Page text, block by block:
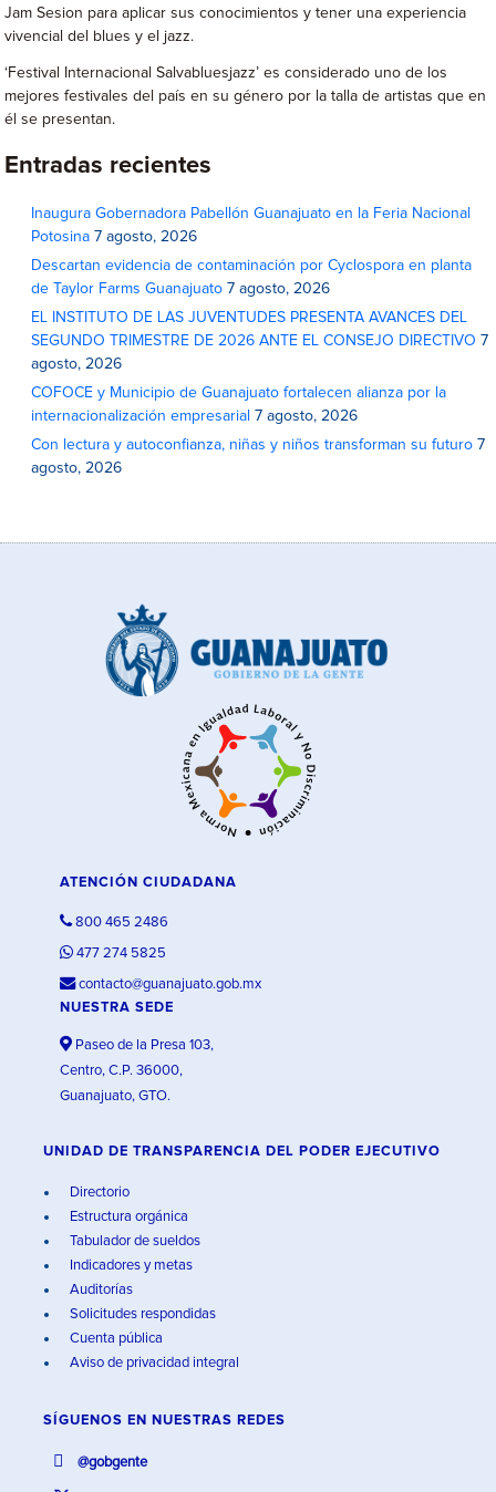
Jam Sesion para aplicar sus conocimientos y tener una experiencia
vivencial del blues y el jazz.
‘Festival Internacional Salvabluesjazz’ es considerado uno de los
mejores festivales del país en su género por la talla de artistas que en
él se presentan.
Entradas recientes
Inaugura Gobernadora Pabellón Guanajuato en la Feria Nacional
Potosina 7 agosto, 2026
Descartan evidencia de contaminación por Cyclospora en planta
de Taylor Farms Guanajuato 7 agosto, 2026
EL INSTITUTO DE LAS JUVENTUDES PRESENTA AVANCES DEL
SEGUNDO TRIMESTRE DE 2026 ANTE EL CONSEJO DIRECTIVO 7
agosto, 2026
COFOCE y Municipio de Guanajuato fortalecen alianza por la
internacionalización empresarial 7 agosto, 2026
Con lectura y autoconfianza, niñas y niños transforman su futuro 7
agosto, 2026
ATENCIÓN CIUDADANA
800 465 2486
477 274 5825
contacto@guanajuato.gob.mx
NUESTRA SEDE
Paseo de la Presa 103,
Centro, C.P. 36000,
Guanajuato, GTO.
UNIDAD DE TRANSPARENCIA DEL PODER EJECUTIVO
Directorio
Estructura orgánica
Tabulador de sueldos
Indicadores y metas
Auditorías
Solicitudes respondidas
Cuenta pública
Aviso de privacidad integral
SÍGUENOS EN NUESTRAS REDES
@gobgente